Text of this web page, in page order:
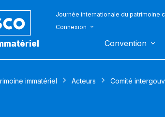
Journée internationale du patrimoine
Connexion
Convention
immatériel Acteurs Comité